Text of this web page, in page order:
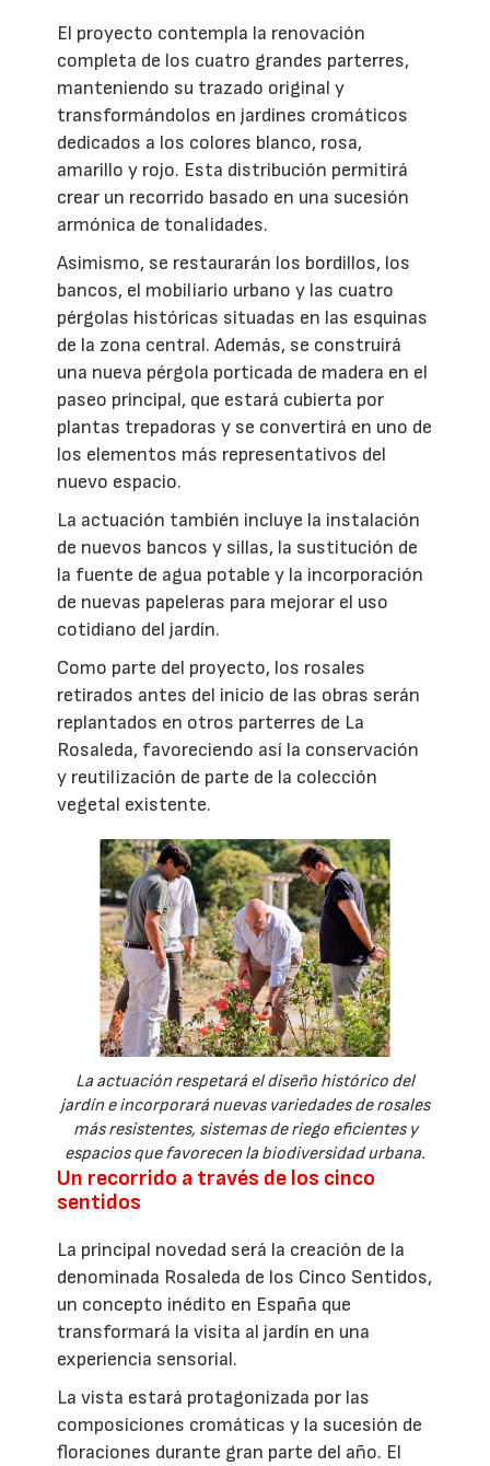
El proyecto contempla la renovación
completa de los cuatro grandes parterres,
manteniendo su trazado original y
transformándolos en jardines cromáticos
dedicados a los colores blanco, rosa,
amarillo y rojo. Esta distribución permitirá
crear un recorrido basado en una sucesión
armónica de tonalidades.
Asimismo, se restaurarán los bordillos, los
bancos, el mobiliario urbano y las cuatro
pérgolas históricas situadas en las esquinas
de la zona central. Además, se construirá
una nueva pérgola porticada de madera en el
paseo principal, que estará cubierta por
plantas trepadoras y se convertirá en uno de
los elementos más representativos del
nuevo espacio.
La actuación también incluye la instalación
de nuevos bancos y sillas, la sustitución de
la fuente de agua potable y la incorporación
de nuevas papeleras para mejorar el uso
cotidiano del jardín.
Como parte del proyecto, los rosales
retirados antes del inicio de las obras serán
replantados en otros parterres de La
Rosaleda, favoreciendo así la conservación
y reutilización de parte de la colección
vegetal existente.
La actuación respetará el diseño histórico del
jardín e incorporará nuevas variedades de rosales
más resistentes, sistemas de riego eficientes y
espacios que favorecen la biodiversidad urbana.
Un recorrido a través de los cinco
sentidos
La principal novedad será la creación de la
denominada Rosaleda de los Cinco Sentidos,
un concepto inédito en España que
transformará la visita al jardín en una
experiencia sensorial.
La vista estará protagonizada por las
composiciones cromáticas y la sucesión de
floraciones durante gran parte del año. El